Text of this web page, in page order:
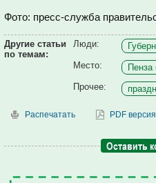
Фото: пресс-служба
Другие статьи
по темам:
Люди:
Место:
Пенза
Прочее:
Распечатать PDF версия
Оставить